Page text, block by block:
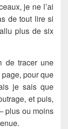
je ne l’ai
de tout lire si
plus de six
de tracer une
pour que
je sais que
et puis,
plus ou moins